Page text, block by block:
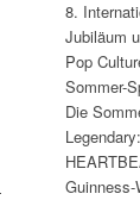
8.
Jubiläum
Pop
Sommer-
Die